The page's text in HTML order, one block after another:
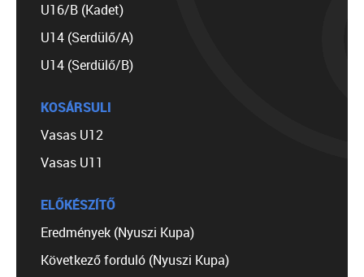
U16/B (Kadet)
U14 (Serdülő/A)
U14 (Serdülő/B)
KOSÁRSULI
Vasas U12
Vasas U11
ELŐKÉSZÍTŐ
Eredmények (Nyuszi Kupa)
Következő forduló (Nyuszi Kupa)